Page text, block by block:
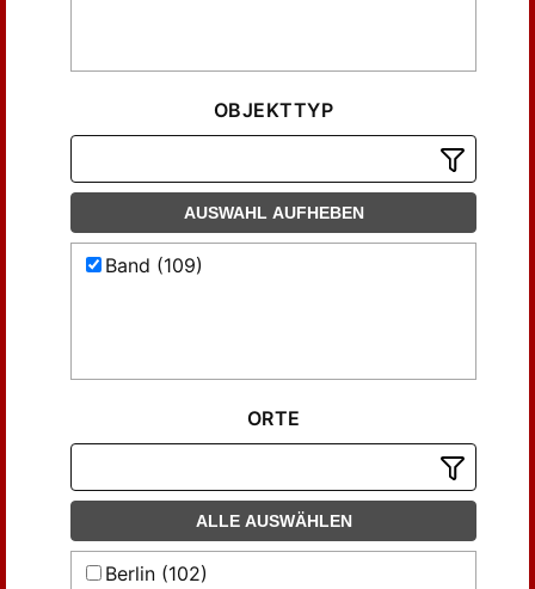
OBJEKTTYP
AUSWAHL AUFHEBEN
Band (109)
ORTE
ALLE AUSWÄHLEN
Berlin (102)